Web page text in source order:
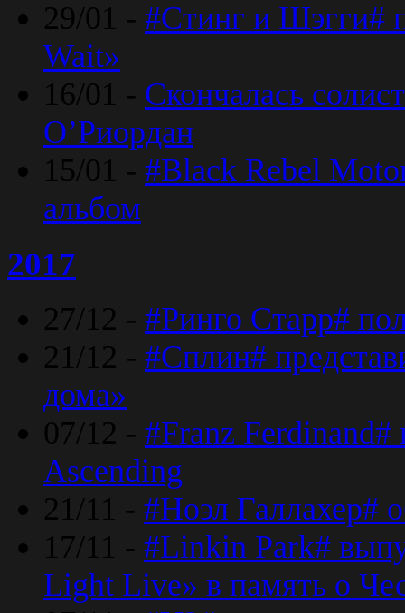
29/01 - #Стинг и Шэгги#
Wait»
16/01 - Скончалась
O’Риордан
15/01 - #Black Rebel
альбом
2017
27/12 - #Ринго Старр#
21/12 - #Сплин#
дома»
07/12 - #Franz
Ascending
21/11 - #Ноэл Галлахер#
17/11 - #Linkin Park#
Light Live» в память о